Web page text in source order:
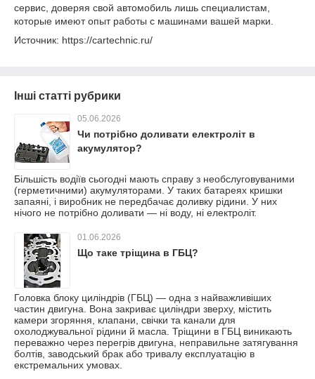
сервис, доверяя свой автомобиль лишь специалистам,
которые имеют опыт работы с машинами вашей марки.
Источник: https://cartechnic.ru/
Інші статті рубрики
05.06.2026
Чи потрібно доливати електроліт в
акумулятор?
Більшість водіїв сьогодні мають справу з необслуговуваними
(герметичними) акумуляторами. У таких батареях кришки
запаяні, і виробник не передбачає доливку рідини. У них
нічого не потрібно доливати — ні воду, ні електроліт.
01.06.2026
Що таке тріщина в ГБЦ?
Головка блоку циліндрів (ГБЦ) — одна з найважливіших
частин двигуна. Вона закриває циліндри зверху, містить
камери згоряння, клапани, свічки та канали для
охолоджувальної рідини й масла. Тріщини в ГБЦ виникають
переважно через перегрів двигуна, неправильне затягування
болтів, заводський брак або тривалу експлуатацію в
екстремальних умовах.